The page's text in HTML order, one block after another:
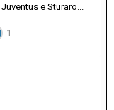
e Sturaro...
1